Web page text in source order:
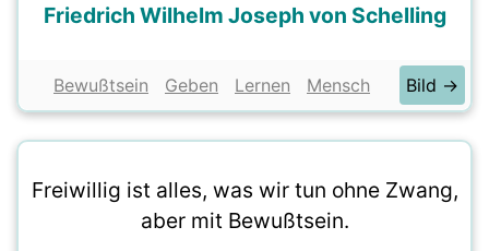
Friedrich Wilhelm Joseph von Schelling
Bewußtsein Geben Lernen Mensch Bild →
Freiwillig ist alles, was wir tun ohne Zwang,
aber mit Bewußtsein.